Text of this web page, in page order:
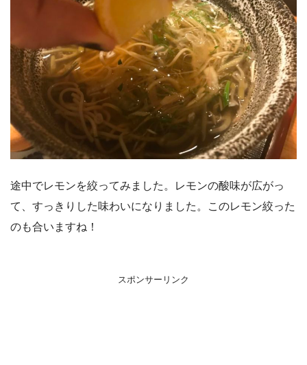
途中でレモンを絞ってみました。レモンの酸味が広がっ
て、すっきりした味わいになりました。このレモン絞った
のも合いますね！
スポンサーリンク